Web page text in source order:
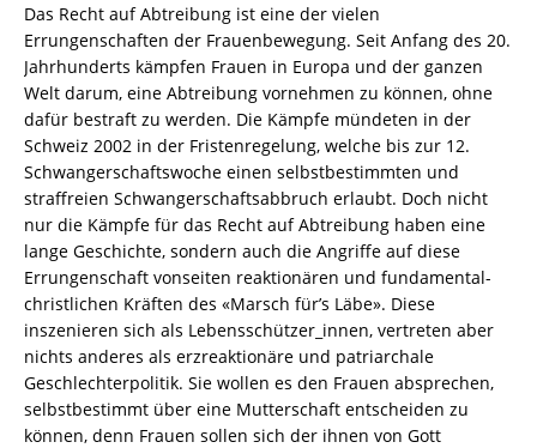
Das Recht auf Abtreibung ist eine der vielen
Errungenschaften der Frauenbewegung. Seit Anfang des 20.
Jahrhunderts kämpfen Frauen in Europa und der ganzen
Welt darum, eine Abtreibung vornehmen zu können, ohne
dafür bestraft zu werden. Die Kämpfe mündeten in der
Schweiz 2002 in der Fristenregelung, welche bis zur 12.
Schwangerschaftswoche einen selbstbestimmten und
straffreien Schwangerschaftsabbruch erlaubt. Doch nicht
nur die Kämpfe für das Recht auf Abtreibung haben eine
lange Geschichte, sondern auch die Angriffe auf diese
Errungenschaft vonseiten reaktionären und fundamental-
christlichen Kräften des «Marsch für’s Läbe». Diese
inszenieren sich als Lebensschützer_innen, vertreten aber
nichts anderes als erzreaktionäre und patriarchale
Geschlechterpolitik. Sie wollen es den Frauen absprechen,
selbstbestimmt über eine Mutterschaft entscheiden zu
können, denn Frauen sollen sich der ihnen von Gott